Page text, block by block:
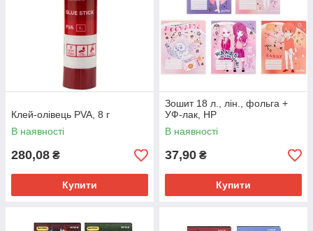
Клей-олівець PVA, 8 г
В наявності
280,08 ₴
Купити
Зошит 18 л., лін., фольга +
УФ-лак, HP
В наявності
37,90 ₴
Купити